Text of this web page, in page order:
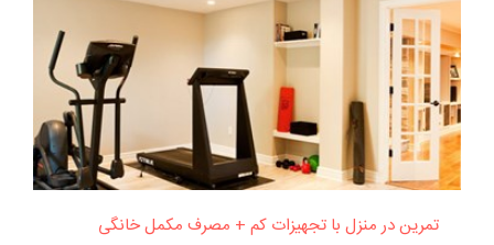
تمرین در منزل با تجهیزات کم + مصرف مکمل خانگی